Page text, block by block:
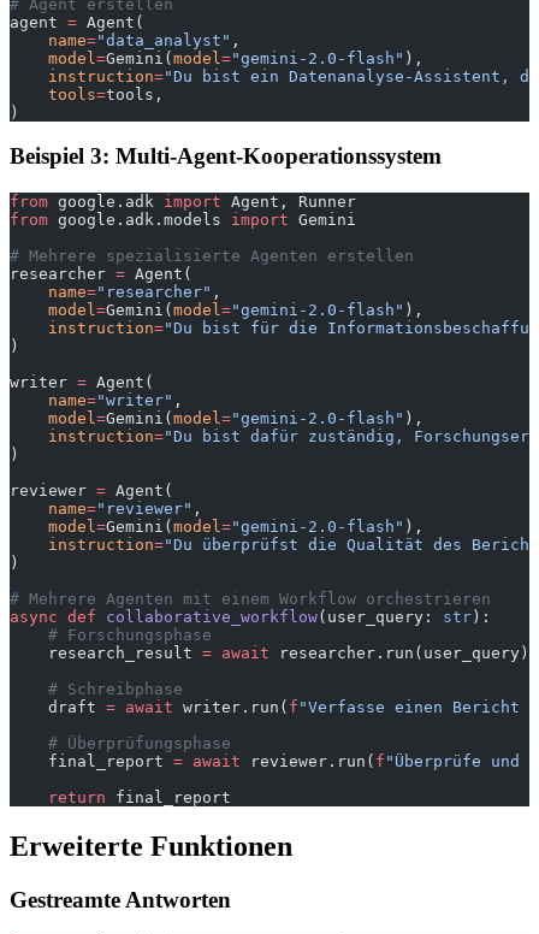
# Agent erstellen
agent = Agent(
    name
="data_analyst" ,
    model
=Gemini(model ="gemini-2.0-flash" ),
    instruction
="Du bist ein Datenanalyse-Assistent,
    tools
=tools,
)
Beispiel 3: Multi-Agent-Kooperationssystem
from google.adk import Agent, Runner
from google.adk.models import Gemini
# Mehrere spezialisierte Agenten erstellen
researcher = Agent(
    name
="researcher" ,
    model
=Gemini( model="gemini-2.0-flash" ),
    instruction
="Du bist für die
)
writer = Agent(
    name
="writer" ,
    model
=Gemini( model="gemini-2.0-flash" ),
    instruction
="Du bist dafür zuständig,
)
reviewer = Agent(
    name
="reviewer" ,
    model
=Gemini( model="gemini-2.0-flash" ),
    instruction
="Du überprüfst die Qualität des
)
# Mehrere Agenten mit einem Workflow orchestrieren
async def collaborative_workflow(user_query: str ):
    # Forschungsphase
    research_result
= await researcher.run(user_query)
    # Schreibphase
    draft
= await writer.run( f "Verfasse einen Bericht
    # Überprüfungsphase
    final_report
= await reviewer.run( f "Überprüfe und
    return
final_report
Erweiterte Funktionen
Gestreamte Antworten